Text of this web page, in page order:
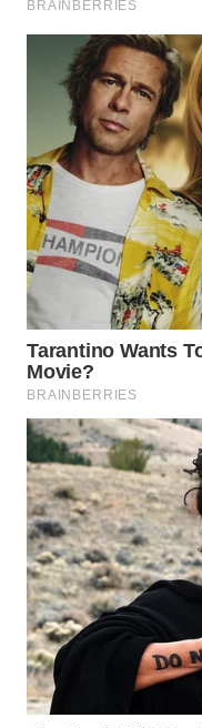
PRIANGAN
TIMUR
WN
SEMARANG
WN
SOLO
WN
BOROBUDUR
WN
MADURA
WN
SURABAYA
WN
NATUNA
WN
BINTAN
MANDALIKA